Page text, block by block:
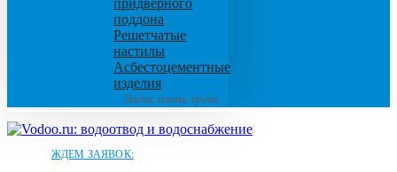
поддона
Решетчатые
настилы
Асбестоцементные
изделия
Листы, плиты, трубы
ЖДЕМ ЗАЯВОК: